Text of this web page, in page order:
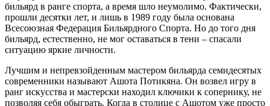
бильярд в ранге спорта, а время шло неумолимо. Фактически,
прошли десятки лет, и лишь в 1989 году была основана
Всесоюзная Федерация Бильярдного Спорта. Но до того дня
бильярд, естественно, не мог оставаться в тени – спасали
ситуацию яркие личности.
Лучшим и непревзойденным мастером бильярда семидесятых
современники называют Ашота Потикяна. Он возвел игру в
ранг искусства и мастерски находил ключики к сопернику, не
позволяя себя обыграть. Когда в столице с Ашотом уже просто